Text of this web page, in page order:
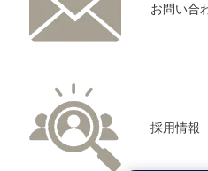
お問い合
採用情報